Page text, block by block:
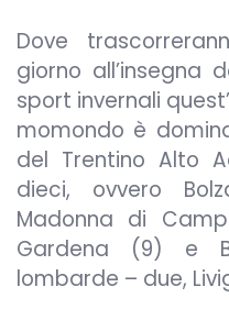
Dove
giorno all’insegna
sport invernali
momondo è
del Trentino Alto
dieci, ovvero
Madonna di
Gardena (9) e
lombarde – due,